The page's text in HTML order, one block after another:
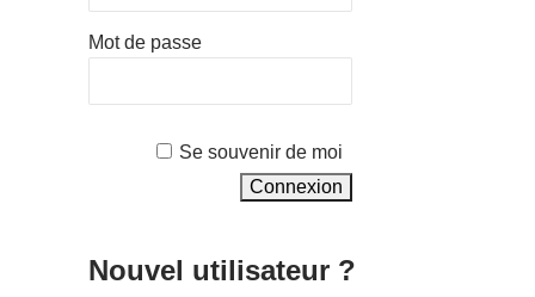
Mot de passe
Se souvenir de moi
Nouvel utilisateur ?